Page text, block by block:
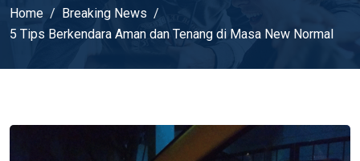
Home
Breaking News
5 Tips Berkendara Aman dan Tenang di Masa New Normal